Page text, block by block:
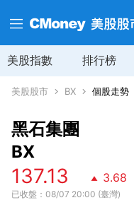
美股指數 排行榜
美股股市 BX 個股走勢
黑石集團
BX
137.13 3.68
已收盤：08/07 20:00 (臺灣)